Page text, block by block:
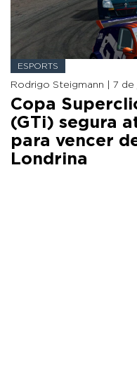
ESPORTS
Rodrigo Steigmann | 7 de
Copa
(GTi) segura
para vencer
Londrina